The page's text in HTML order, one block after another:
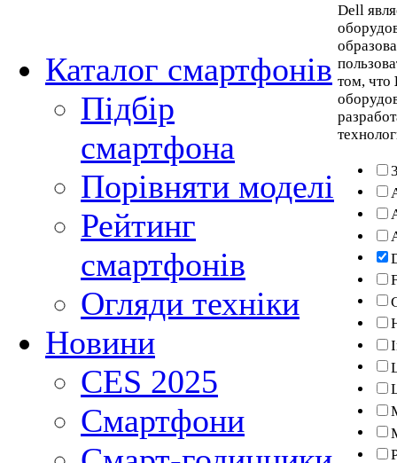
Каталог смартфонів
Підбір
смартфона
Порівняти моделі
Рейтинг
смартфонів
Огляди техніки
Новини
CES 2025
Смартфони
Dell
том, что